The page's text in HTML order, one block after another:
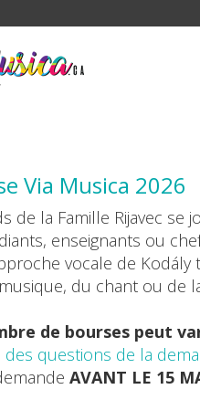
Via Musica 2026
de la Famille Rijavec se
enseignants ou
vocale de
du chant ou de
de bourses peut
des questions de la
AVANT LE 15